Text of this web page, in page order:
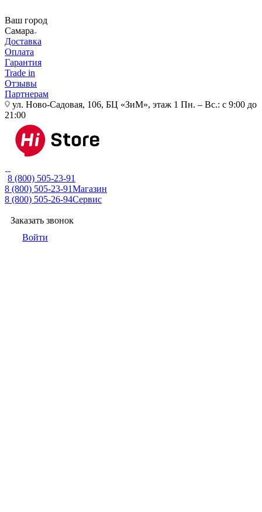
Ваш город
Самара
Доставка
Оплата
Гарантия
Trade in
Отзывы
Партнерам
ул. Ново-Садовая, 106, БЦ «ЗиМ», этаж 1 Пн. – Вс.: с 9:00 до
21:00
8 (800) 505-23-91
8 (800) 505-23-91Магазин
8 (800) 505-26-94Сервис
Заказать звонок
Войти